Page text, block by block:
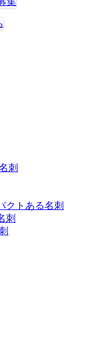
刺
クトある名刺
刺